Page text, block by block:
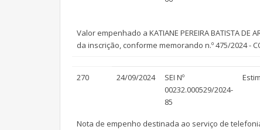
Valor empenhado a KATIANE PEREIRA BATISTA
da inscrição, conforme memorando n.º 475/2024 -
270 24/09/2024
SEI Nº
00232.000529/2024-
85
Nota de empenho destinada ao serviço de